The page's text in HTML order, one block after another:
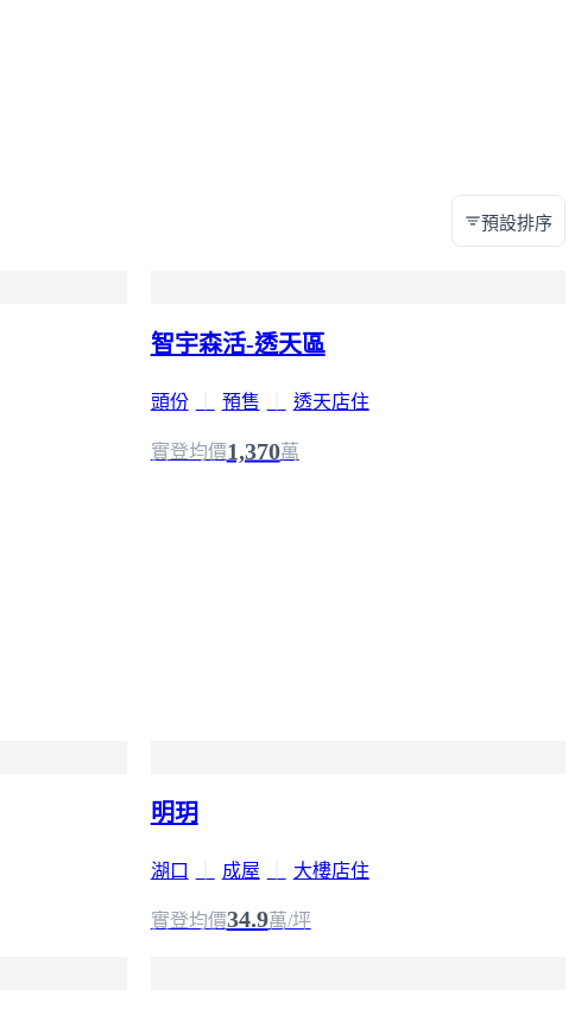
預設排序
智宇森活-透天區
頭份 預售 透天店住
實登均價1,370萬
明玥
湖口 成屋 大樓店住
實登均價34.9萬/坪